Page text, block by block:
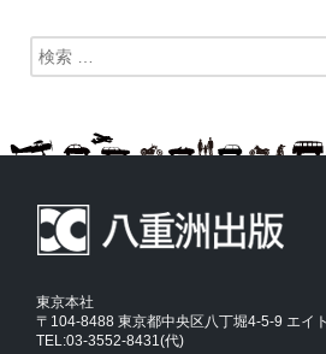
東京本社
〒104-8488 東京都中央区八丁堀4-5-9 エイ
TEL:03-3552-8431(代)